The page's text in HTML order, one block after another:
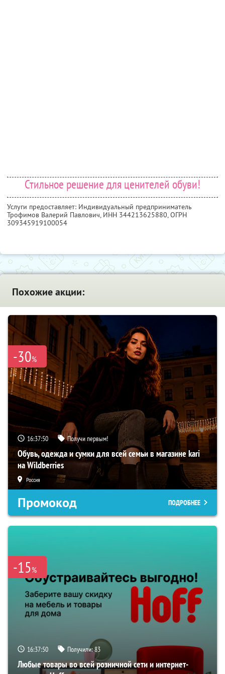
Стильное решение для ценителей обуви!
Услуги предоставляет: Индивидуальный предприниматель
Трофимов Валерий Павлович, ИНН 344213625880, ОГРН
309345919100054
Похожие акции:
-30%
16:37:49 Получи первым!
Обувь, одежда и сумки для всей семьи в магазине kari
на Wildberries
Россия
Промокод ПОДРОБНЕЕ
-15%
16:37:49 Получили:83
Любые товары во всей розничной сети и интернет-